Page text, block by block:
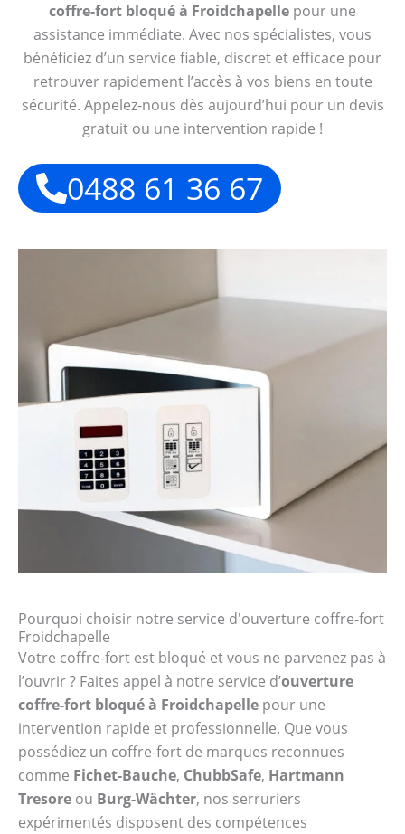
coffre-fort bloqué à Froidchapelle pour une
assistance immédiate. Avec nos spécialistes, vous
bénéficiez d’un service fiable, discret et efficace pour
retrouver rapidement l’accès à vos biens en toute
sécurité. Appelez-nous dès aujourd’hui pour un devis
gratuit ou une intervention rapide !
0488 61 36 67
Pourquoi choisir notre service d'ouverture coffre-fort
Froidchapelle
Votre coffre-fort est bloqué et vous ne parvenez pas à
l’ouvrir ? Faites appel à notre service d’ouverture
coffre-fort bloqué à Froidchapelle pour une
intervention rapide et professionnelle. Que vous
possédiez un coffre-fort de marques reconnues
comme Fichet-Bauche, ChubbSafe, Hartmann
Tresore ou Burg-Wächter, nos serruriers
expérimentés disposent des compétences